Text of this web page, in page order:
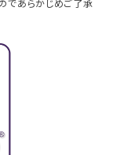
であらかじめご了承